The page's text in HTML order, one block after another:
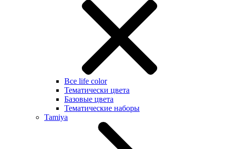
Все life color
Тематически цвета
Базовые цвета
Тематические наборы
Tamiya